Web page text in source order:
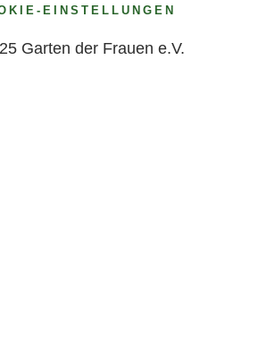
EINSTELLUNGEN
Garten der Frauen e.V.